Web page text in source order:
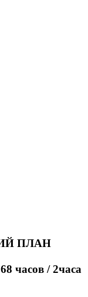
ПЛАН
часов / 2часа